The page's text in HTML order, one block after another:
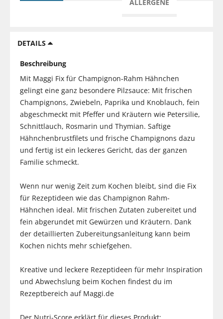
ALLERGENE
DETAILS
Beschreibung
Mit Maggi Fix für Champignon-Rahm Hähnchen
gelingt eine ganz besondere Pilzsauce: Mit frischen
Champignons, Zwiebeln, Paprika und Knoblauch, fein
abgeschmeckt mit Pfeffer und Kräutern wie Petersilie,
Schnittlauch, Rosmarin und Thymian. Saftige
Hähnchenbrustfilets und frische Champignons dazu
und fertig ist ein leckeres Gericht, das der ganzen
Familie schmeckt.
Wenn nur wenig Zeit zum Kochen bleibt, sind die Fix
für Rezeptideen wie das Champignon Rahm-
Hähnchen ideal. Mit frischen Zutaten zubereitet und
fein abgerundet mit Gewürzen und Kräutern. Dank
der detaillierten Zubereitungsanleitung kann beim
Kochen nichts mehr schiefgehen.
Kreative und leckere Rezeptideen für mehr Inspiration
und Abwechslung beim Kochen findest du im
Rezeptbereich auf Maggi.de